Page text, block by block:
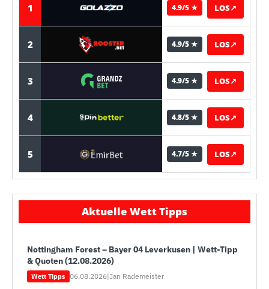
1 4.9/5 ★ LOS↗
2 4.9/5 ★ LOS↗
3 4.9/5 ★ LOS↗
4 4.8/5 ★ LOS↗
5 4.7/5 ★ LOS↗
Aktuelle Wett Tipps
Nottingham Forest – Bayer 04 Leverkusen | Wett-Tipp
& Quoten (12.08.2026)
Wett Tipps 06.08.2026|Jan Rademeister